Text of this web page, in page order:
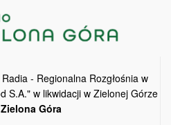
- Regionalna Rozgłośnia w
S.A." w likwidacji w Zielonej Górze
Góra